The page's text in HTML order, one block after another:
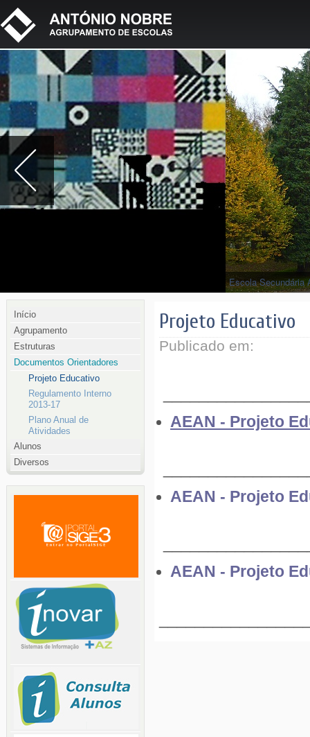
Escola Secundária
Início
Agrupamento
Estruturas
Documentos Orientadores
Projeto Educativo
Regulamento Interno
2013-17
Plano Anual de
Atividades
Alunos
Diversos
Projeto Educativo
Publicado em:
AEAN - Projeto
AEAN - Projeto
AEAN - Projeto